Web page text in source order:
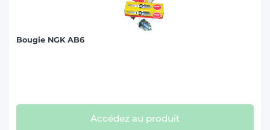
Bougie NGK AB6
Accédez au produit